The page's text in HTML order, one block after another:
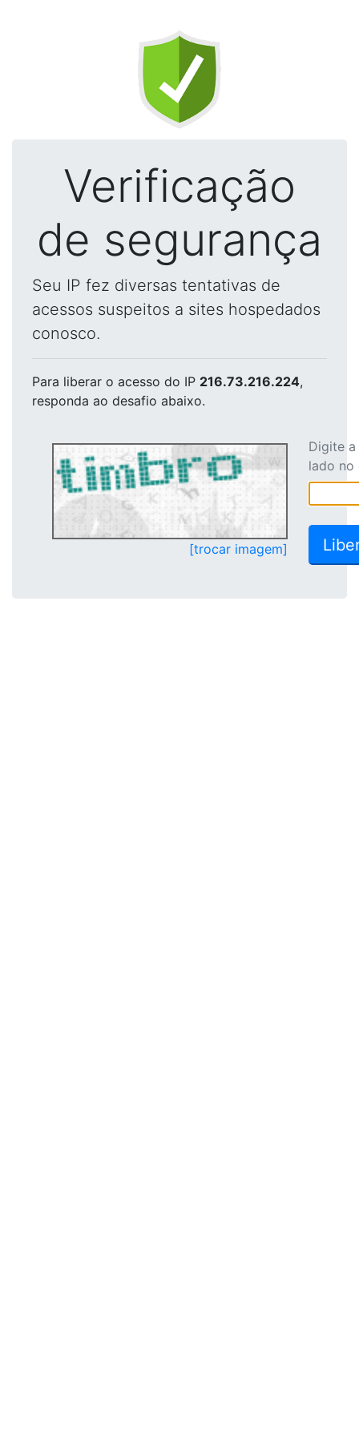
Verificação
de segurança
Seu IP fez diversas tentativas de
acessos suspeitos a sites hospedados
conosco.
Para liberar o acesso do IP 216.73.216.224,
responda ao desafio abaixo.
[trocar imagem]
Digite
lado no